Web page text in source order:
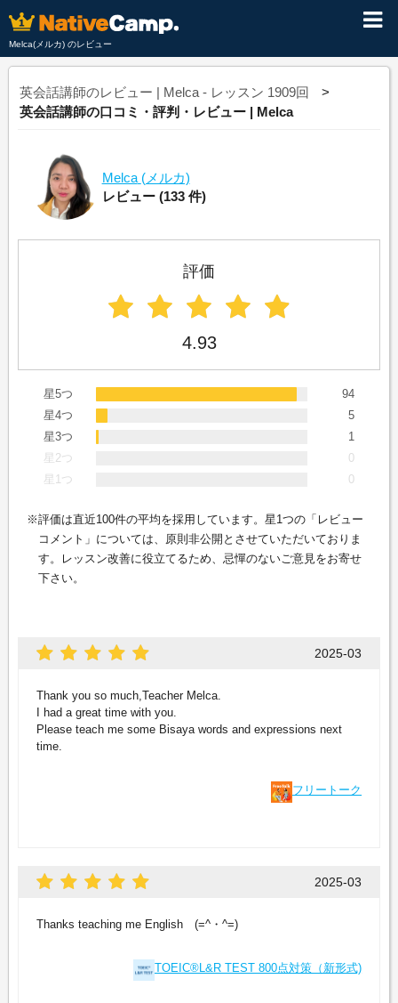
Melca(メルカ) のレビュー
英会話講師のレビュー | Melca - レッスン 1909回
英会話講師の口コミ・評判・レビュー | Melca
Melca (メルカ)
レビュー (133 件)
評価
4.93
星5つ
94
星4つ
5
星3つ
1
星2つ
0
星1つ
0
評価は直近100件の平均を採用しています。星1つの「レビュー
コメント」については、原則非公開とさせていただいておりま
す。レッスン改善に役立てるため、忌憚のないご意見をお寄せ
下さい。
2025-03
Thank you so much,Teacher Melca.
I had a great time with you.
Please teach me some Bisaya words and expressions next
time.
フリートーク
2025-03
Thanks teaching me English (=^・^=)
TOEIC®L&R TEST 800点対策（新形式)